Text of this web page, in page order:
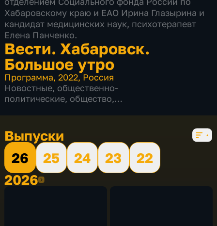
Хабаровскому краю и ЕАО Ирина Глазырина и
кандидат медицинских наук, психотерапевт
Елена Панченко.
Вести. Хабаровск.
Большое утро
Программа,2022, Россия
Новостные, общественно-
политические, общество,
Выпуски
26
25 24 23
22
20262026